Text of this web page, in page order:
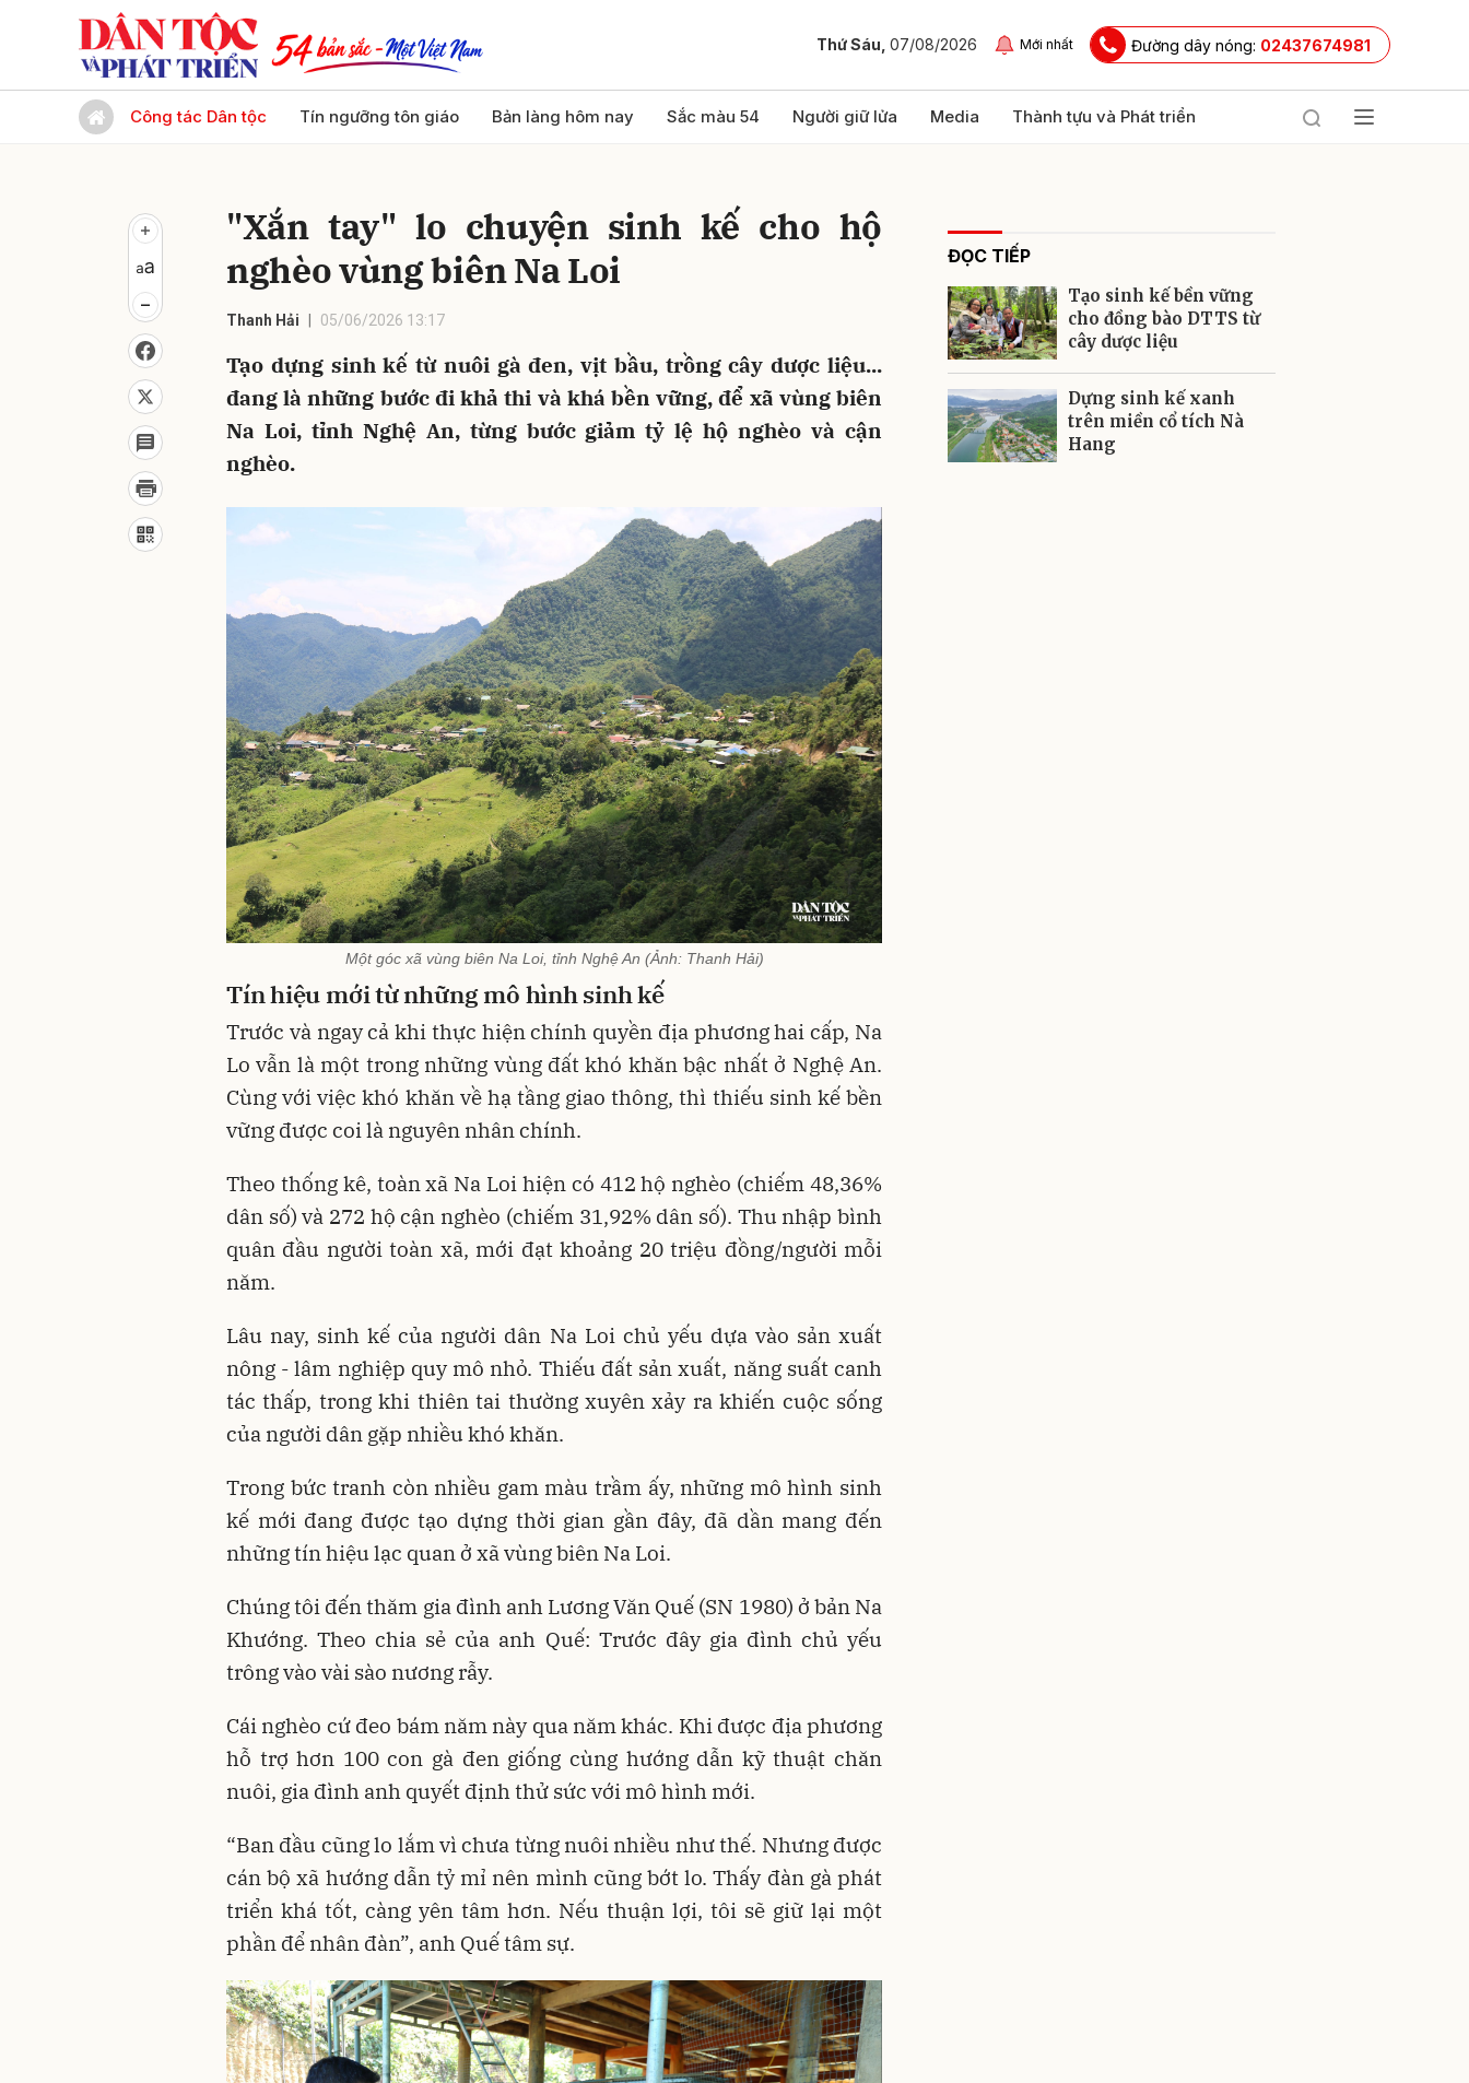
Thứ Sáu, 07/08/2026 Mới nhất Đường dây nóng: 02437674981
Công tác Dân tộc Tín ngưỡng tôn giáo Bản làng hôm nay Sắc màu 54 Người giữ lửa Media Thành tựu và Phát triển
"Xắn tay" lo chuyện sinh kế cho hộ
nghèo vùng biên Na Loi
Thanh Hải 05/06/2026 13:17
Tạo dựng sinh kế từ nuôi gà đen, vịt bầu, trồng cây dược liệu...
đang là những bước đi khả thi và khá bền vững, để xã vùng biên
Na Loi, tỉnh Nghệ An, từng bước giảm tỷ lệ hộ nghèo và cận
nghèo.
Một góc xã vùng biên Na Loi, tỉnh Nghệ An (Ảnh: Thanh Hải)
Tín hiệu mới từ những mô hình sinh kế
Trước và ngay cả khi thực hiện chính quyền địa phương hai cấp, Na
Lo vẫn là một trong những vùng đất khó khăn bậc nhất ở Nghệ An.
Cùng với việc khó khăn về hạ tầng giao thông, thì thiếu sinh kế bền
vững được coi là nguyên nhân chính.
Theo thống kê, toàn xã Na Loi hiện có 412 hộ nghèo (chiếm 48,36%
dân số) và 272 hộ cận nghèo (chiếm 31,92% dân số). Thu nhập bình
quân đầu người toàn xã, mới đạt khoảng 20 triệu đồng/người mỗi
năm.
Lâu nay, sinh kế của người dân Na Loi chủ yếu dựa vào sản xuất
nông - lâm nghiệp quy mô nhỏ. Thiếu đất sản xuất, năng suất canh
tác thấp, trong khi thiên tai thường xuyên xảy ra khiến cuộc sống
của người dân gặp nhiều khó khăn.
Trong bức tranh còn nhiều gam màu trầm ấy, những mô hình sinh
kế mới đang được tạo dựng thời gian gần đây, đã dần mang đến
những tín hiệu lạc quan ở xã vùng biên Na Loi.
Chúng tôi đến thăm gia đình anh Lương Văn Quế (SN 1980) ở bản Na
Khướng. Theo chia sẻ của anh Quế: Trước đây gia đình chủ yếu
trông vào vài sào nương rẫy.
Cái nghèo cứ đeo bám năm này qua năm khác. Khi được địa phương
hỗ trợ hơn 100 con gà đen giống cùng hướng dẫn kỹ thuật chăn
nuôi, gia đình anh quyết định thử sức với mô hình mới.
“Ban đầu cũng lo lắm vì chưa từng nuôi nhiều như thế. Nhưng được
cán bộ xã hướng dẫn tỷ mỉ nên mình cũng bớt lo. Thấy đàn gà phát
triển khá tốt, càng yên tâm hơn. Nếu thuận lợi, tôi sẽ giữ lại một
phần để nhân đàn”, anh Quế tâm sự.
ĐỌC TIẾP
Tạo sinh kế bền vững
cho đồng bào DTTS từ
cây dược liệu
Dựng sinh kế xanh
trên miền cổ tích Nà
Hang
Gửi bình luận
Hủy Gửi